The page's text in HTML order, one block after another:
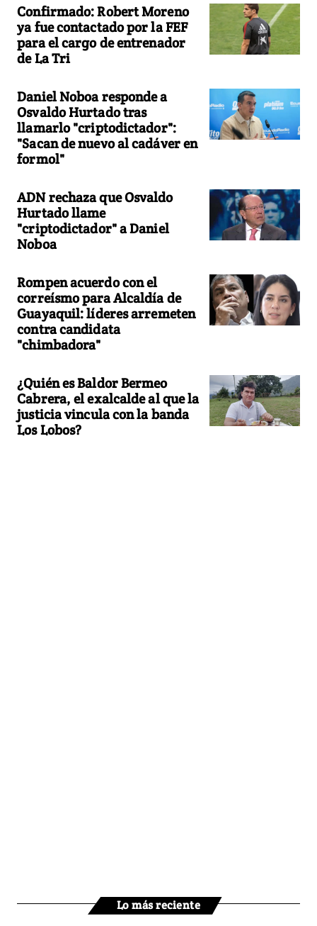
Confirmado: Robert Moreno
ya fue contactado por la FEF
para el cargo de entrenador
de La Tri
Daniel Noboa responde a
Osvaldo Hurtado tras
llamarlo "criptodictador":
"Sacan de nuevo al cadáver en
formol"
ADN rechaza que Osvaldo
Hurtado llame
"criptodictador" a Daniel
Noboa
Rompen acuerdo con el
correísmo para Alcaldía de
Guayaquil: líderes arremeten
contra candidata
"chimbadora"
¿Quién es Baldor Bermeo
Cabrera, el exalcalde al que la
justicia vincula con la banda
Los Lobos?
Lo más reciente